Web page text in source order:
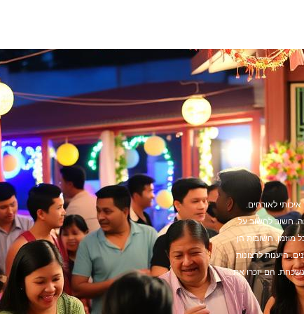
לאורחים.
חשוב לחשוב על
מוזמן. חשובות הן
היענות לרצונות
הם יזכרו את